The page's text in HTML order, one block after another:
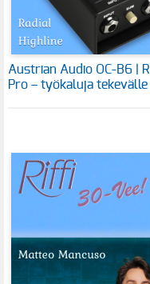
Austrian Audio OC-B6 |
Pro – työkaluja tekevälle